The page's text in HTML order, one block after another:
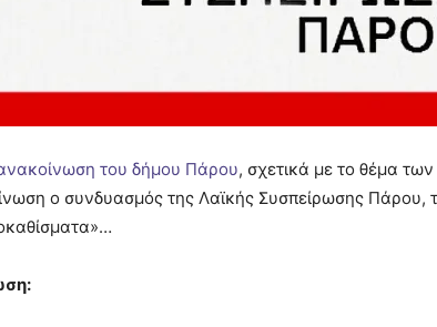
του δήμου Πάρου, σχετικά με το θέμα των
ο συνδυασμός της Λαϊκής Συσπείρωσης Πάρου,